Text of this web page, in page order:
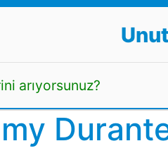
arıyorsunuz?